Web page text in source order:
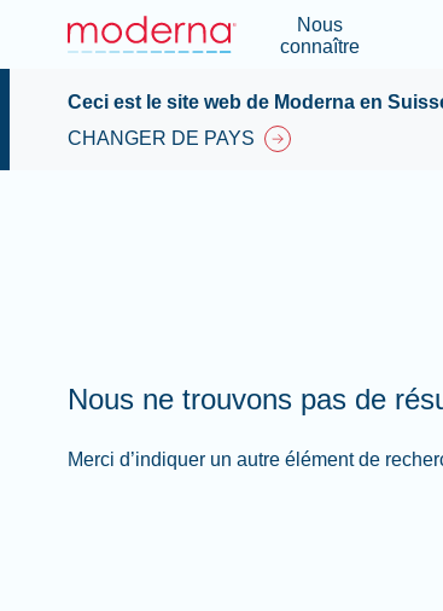
Nous
connaître
Ceci est le site web de Moderna en
CHANGER DE PAYS
Nous ne trouvons pas de
Merci d’indiquer un autre élément de